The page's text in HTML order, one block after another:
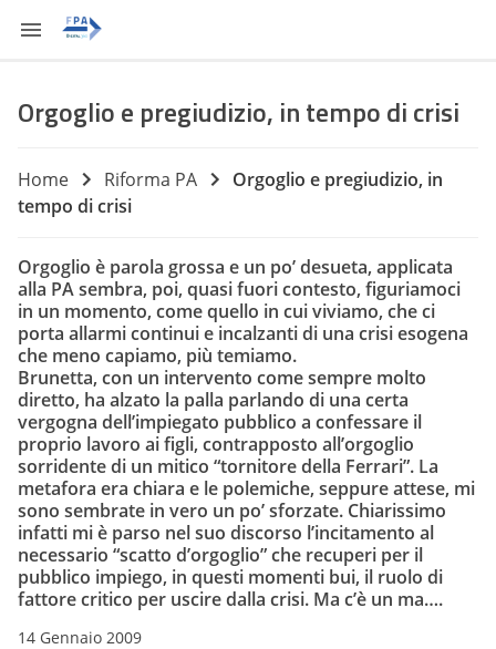
Orgoglio e pregiudizio, in tempo di crisi
Home Riforma PA
Orgoglio e pregiudizio, in
tempo di crisi
Orgoglio è parola grossa e un po’ desueta, applicata
alla PA sembra, poi, quasi fuori contesto, figuriamoci
in un momento, come quello in cui viviamo, che ci
porta allarmi continui e incalzanti di una crisi esogena
che meno capiamo, più temiamo.
Brunetta, con un intervento come sempre molto
diretto, ha alzato la palla parlando di una certa
vergogna dell’impiegato pubblico a confessare il
proprio lavoro ai figli, contrapposto all’orgoglio
sorridente di un mitico “tornitore della Ferrari”. La
metafora era chiara e le polemiche, seppure attese, mi
sono sembrate in vero un po’ sforzate. Chiarissimo
infatti mi è parso nel suo discorso l’incitamento al
necessario “scatto d’orgoglio” che recuperi per il
pubblico impiego, in questi momenti bui, il ruolo di
fattore critico per uscire dalla crisi. Ma c’è un ma….
14 Gennaio 2009